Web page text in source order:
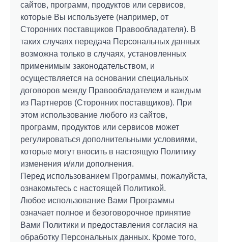
сайтов, программ, продуктов или сервисов,
которые Вы используете (например, от
Сторонних поставщиков Правообладателя). В
таких случаях передача Персональных данных
возможна только в случаях, установленных
применимым законодательством, и
осуществляется на основании специальных
договоров между Правообладателем и каждым
из Партнеров (Сторонних поставщиков). При
этом использование любого из сайтов,
программ, продуктов или сервисов может
регулироваться дополнительными условиями,
которые могут вносить в настоящую Политику
изменения и/или дополнения.
Перед использованием Программы, пожалуйста,
ознакомьтесь с настоящей Политикой.
Любое использование Вами Программы
означает полное и безоговорочное принятие
Вами Политики и предоставления согласия на
обработку Персональных данных. Кроме того,